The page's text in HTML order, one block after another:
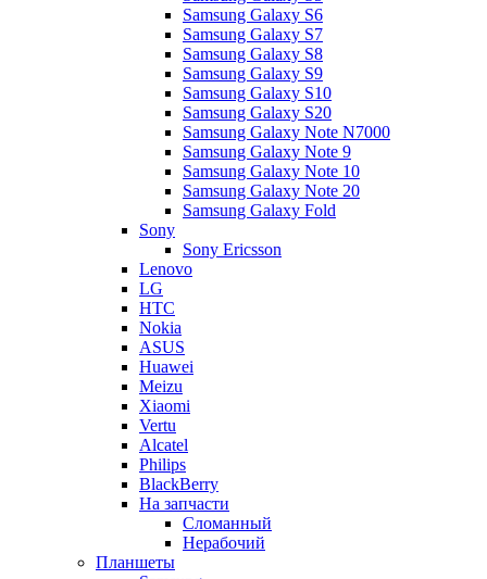
Samsung Galaxy S6
Samsung Galaxy S7
Samsung Galaxy S8
Samsung Galaxy S9
Samsung Galaxy S10
Samsung Galaxy S20
Samsung Galaxy Note N7000
Samsung Galaxy Note 9
Samsung Galaxy Note 10
Samsung Galaxy Note 20
Samsung Galaxy Fold
Sony
Sony Ericsson
Lenovo
LG
HTC
Nokia
ASUS
Huawei
Meizu
Xiaomi
Vertu
Alcatel
Philips
BlackBerry
На запчасти
Сломанный
Нерабочий
Планшеты